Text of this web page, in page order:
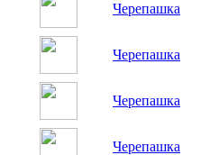
Черепашка
Черепашка
Черепашка
Черепашка